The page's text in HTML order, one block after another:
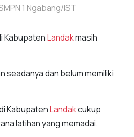
1 Ngabang/IST
KabupatenLandakmasih
dan belum memiliki
KabupatenLandakcukup
latihan yang memadai.